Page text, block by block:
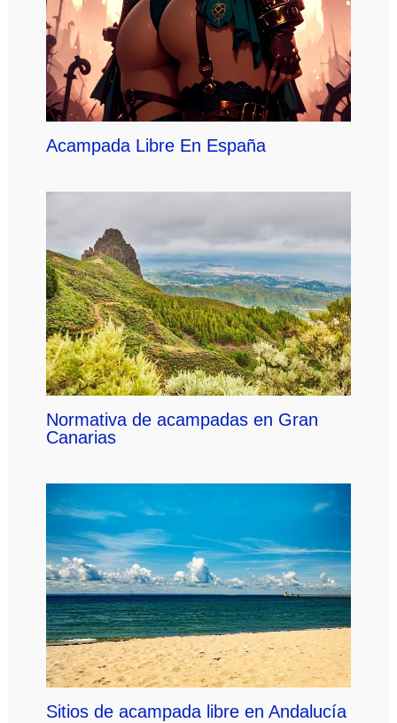
Acampada Libre En España
Normativa de acampadas en Gran
Canarias
Sitios de acampada libre en Andalucía